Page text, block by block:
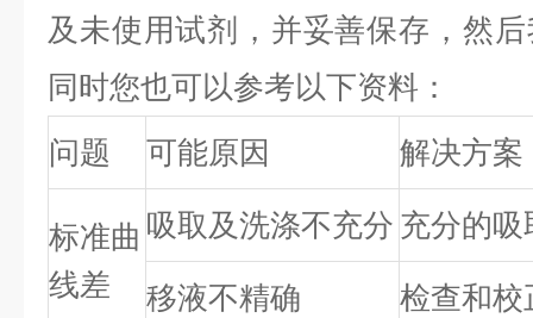
及未使用试剂，并妥善保存，然
同时您也可以参考以下资料：
问题
可能原因 解决方案
标准曲
线差
吸取及洗涤不充分 充分的
移液不精确 检查和校